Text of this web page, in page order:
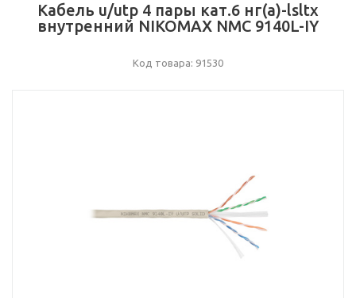
Кабель u/utp 4 пары кат.6 нг(а)-lsltx
внутренний NIKOMAX NMC 9140L-IY
Код товара: 91530